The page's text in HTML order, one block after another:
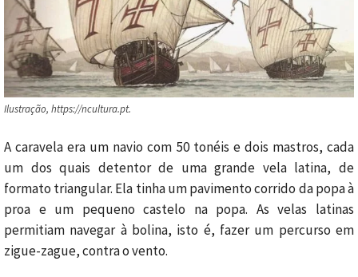
Ilustração, https://ncultura.pt.
A caravela era um navio com 50 tonéis e dois mastros, cada
um dos quais detentor de uma grande vela latina, de
formato triangular. Ela tinha um pavimento corrido da popa à
proa e um pequeno castelo na popa. As velas latinas
permitiam navegar à bolina, isto é, fazer um percurso em
zigue-zague, contra o vento.